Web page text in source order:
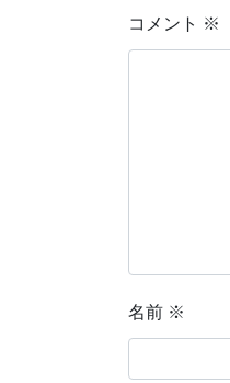
コメント ※
名前 ※